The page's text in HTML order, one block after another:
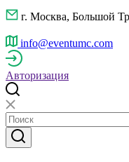
г. Москва, Большой
info@eventumc.com
Авторизация